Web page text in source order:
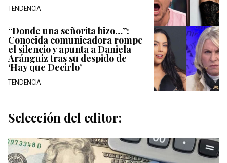
TENDENCIA
“Donde una señorita hizo…”:
Conocida comunicadora rompe
el silencio y apunta a Daniela
Aránguiz tras su despido de
‘Hay que Decirlo’
TENDENCIA
Selección del editor: